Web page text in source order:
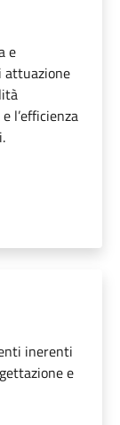
e
attuazione
l’efficienza
inerenti
e